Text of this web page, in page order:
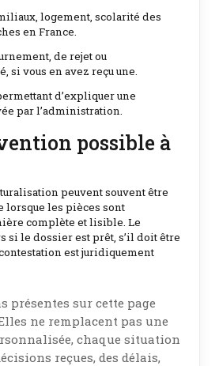
logement, scolarité des
en France.
de rejet ou
si vous en avez reçu une.
d’expliquer une
par l’administration.
possible à
peuvent souvent être
lorsque les pièces sont
complète et lisible. Le
si le dossier est prêt, s’il doit être
est juridiquement
présentes sur cette page
ne remplacent pas une
chaque situation
reçues, des délais,